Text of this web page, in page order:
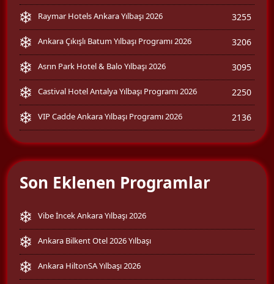
Raymar Hotels Ankara Yılbaşı 2026 3255
Ankara Çıkışlı Batum Yılbaşı Programı 2026 3206
Asrın Park Hotel & Balo Yılbaşı 2026 3095
Castival Hotel Antalya Yılbaşı Programı 2026 2250
VIP Cadde Ankara Yılbaşı Programı 2026 2136
Son Eklenen Programlar
Vibe İncek Ankara Yılbaşı 2026
Ankara Bilkent Otel 2026 Yılbaşı
Ankara HiltonSA Yılbaşı 2026